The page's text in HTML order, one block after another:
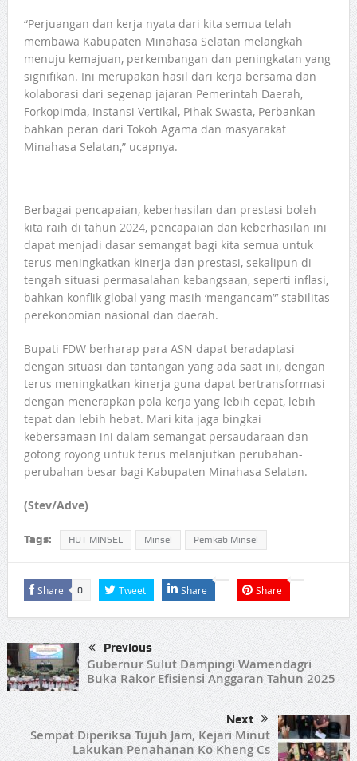
“Perjuangan dan kerja nyata dari kita semua telah
membawa Kabupaten Minahasa Selatan melangkah
menuju kemajuan, perkembangan dan peningkatan yang
signifikan. Ini merupakan hasil dari kerja bersama dan
kolaborasi dari segenap jajaran Pemerintah Daerah,
Forkopimda, Instansi Vertikal, Pihak Swasta, Perbankan
bahkan peran dari Tokoh Agama dan masyarakat
Minahasa Selatan,” ucapnya.
Berbagai pencapaian, keberhasilan dan prestasi boleh
kita raih di tahun 2024, pencapaian dan keberhasilan ini
dapat menjadi dasar semangat bagi kita semua untuk
terus meningkatkan kinerja dan prestasi, sekalipun di
tengah situasi permasalahan kebangsaan, seperti inflasi,
bahkan konflik global yang masih ‘mengancam”’ stabilitas
perekonomian nasional dan daerah.
Bupati FDW berharap para ASN dapat beradaptasi
dengan situasi dan tantangan yang ada saat ini, dengan
terus meningkatkan kinerja guna dapat bertransformasi
dengan menerapkan pola kerja yang lebih cepat, lebih
tepat dan lebih hebat. Mari kita jaga bingkai
kebersamaan ini dalam semangat persaudaraan dan
gotong royong untuk terus melanjutkan perubahan-
perubahan besar bagi Kabupaten Minahasa Selatan.
(Stev/Adve)
Tags: HUT MINSEL Minsel Pemkab Minsel
Share 0 Tweet Share Share
Previous
Gubernur Sulut Dampingi Wamendagri
Buka Rakor Efisiensi Anggaran Tahun 2025
Next
Sempat Diperiksa Tujuh Jam, Kejari Minut
Lakukan Penahanan Ko Kheng Cs